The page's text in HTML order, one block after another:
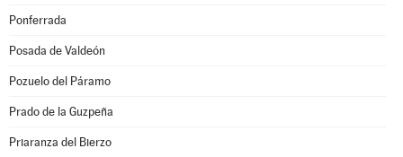
Ponferrada
Posada de Valdeón
Pozuelo del Páramo
Prado de la Guzpeña
Priaranza del Bierzo